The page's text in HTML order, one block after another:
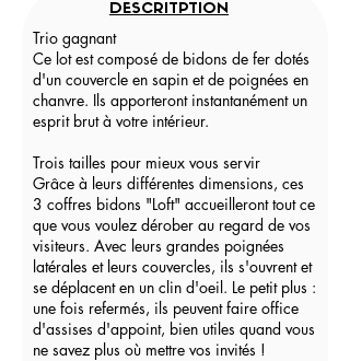
DESCRITPTION
Trio gagnant
Ce lot est composé de bidons de fer dotés
d'un couvercle en sapin et de poignées en
chanvre. Ils apporteront instantanément un
esprit brut à votre intérieur.
Trois tailles pour mieux vous servir
Grâce à leurs différentes dimensions, ces
3 coffres bidons "Loft" accueilleront tout ce
que vous voulez dérober au regard de vos
visiteurs. Avec leurs grandes poignées
latérales et leurs couvercles, ils s'ouvrent et
se déplacent en un clin d'oeil. Le petit plus :
une fois refermés, ils peuvent faire office
d'assises d'appoint, bien utiles quand vous
ne savez plus où mettre vos invités !